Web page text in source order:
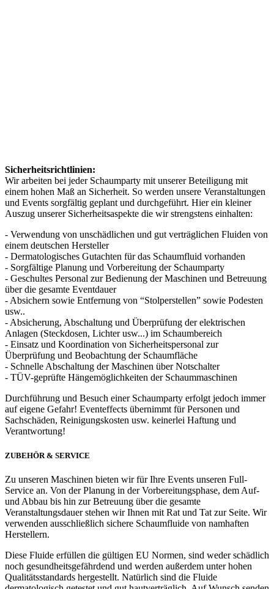
Sicherheitsrichtlinien:
Wir arbeiten bei jeder Schaumparty mit unserer Beteiligung mit
einem hohen Maß an Sicherheit. So werden unsere Veranstaltungen
und Events sorgfältig geplant und durchgeführt. Hier ein kleiner
Auszug unserer Sicherheitsaspekte die wir strengstens einhalten:
- Verwendung von unschädlichen und gut verträglichen Fluiden von
einem deutschen Hersteller
- Dermatologisches Gutachten für das Schaumfluid vorhanden
- Sorgfältige Planung und Vorbereitung der Schaumparty
- Geschultes Personal zur Bedienung der Maschinen und Betreuung
über die gesamte Eventdauer
- Absichern sowie Entfernung von “Stolperstellen” sowie Podesten
usw..
- Absicherung, Abschaltung und Überprüfung der elektrischen
Anlagen (Steckdosen, Lichter usw...) im Schaumbereich
- Einsatz und Koordination von Sicherheitspersonal zur
Überprüfung und Beobachtung der Schaumfläche
- Schnelle Abschaltung der Maschinen über Notschalter
- TÜV-geprüfte Hängemöglichkeiten der Schaummaschinen
Durchführung und Besuch einer Schaumparty erfolgt jedoch immer
auf eigene Gefahr! Eventeffects übernimmt für Personen und
Sachschäden, Reinigungskosten usw. keinerlei Haftung und
Verantwortung!
ZUBEHÖR & SERVICE
Zu unseren Maschinen bieten wir für Ihre Events unseren Full-
Service an. Von der Planung in der Vorbereitungsphase, dem Auf-
und Abbau bis hin zur Betreuung über die gesamte
Veranstaltungsdauer stehen wir Ihnen mit Rat und Tat zur Seite. Wir
verwenden ausschließlich sichere Schaumfluide von namhaften
Herstellern.
Diese Fluide erfüllen die gültigen EU Normen, sind weder schädlich
noch gesundheitsgefährdend und werden außerdem unter hohen
Qualitätsstandards hergestellt. Natürlich sind die Fluide